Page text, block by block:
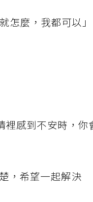
怎麼，我都可以」
裡感到不安時，你
，希望一起解決